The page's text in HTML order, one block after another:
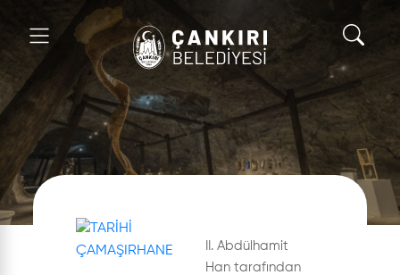
II. Abdülhamit
Han tarafından